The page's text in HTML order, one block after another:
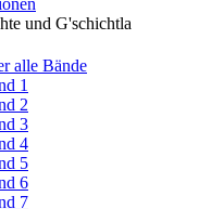
und G'schichtla
alle Bände
1
2
3
4
5
6
7